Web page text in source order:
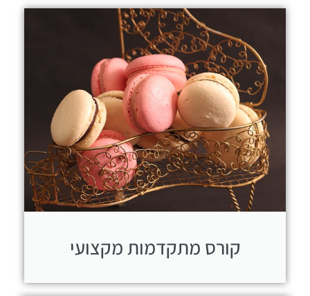
קורס מתקדמות מקצועי